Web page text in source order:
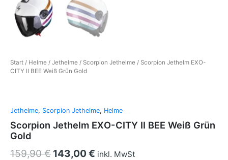
Start / Helme / Jethelme / Scorpion Jethelme / Scorpion Jethelm EXO-
CITY II BEE Weiß Grün Gold
Jethelme, Scorpion Jethelme, Helme
Scorpion Jethelm EXO-CITY II BEE Weiß Grün
Gold
159,90€ 143,00€ inkl. MwSt